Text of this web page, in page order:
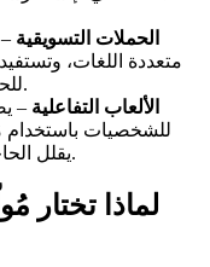
الحملات التسويقية
متعددة اللغات،
للحفاظ على نبرة متسقة عبر المناطق.
الألعاب التفاعلية –
للشخصيات باستخدام
يقلل الحاجة إلى فرق التعليق الصوتي الكبيرة.
لماذا تختار